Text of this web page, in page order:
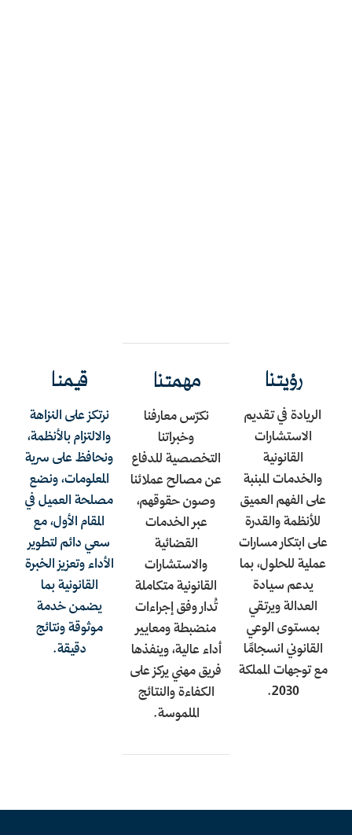
رؤيتنا
الريادة في تقديم
الاستشارات
القانونية
والخدمات المبنبة
على الفهم العميق
للأنظمة والقدرة
على ابتكار مسارات
عملية للحلول، بما
يدعم سيادة
العدالة ويرتقي
بمستوى الوعي
القانوني انسجامًا
مع توجهات المملكة
2030.
مهمتنا
نكرّس معارفنا
وخبراتنا
التخصصية للدفاع
عن مصالح عملائنا
وصون حقوقهم،
عبر الخدمات
القضائية
والاستشارات
القانونية متكاملة
تُدار وفق إجراءات
منضبطة ومعايير
أداء عالية، وينفذها
فريق مهني يركز على
الكفاءة والنتائج
الملموسة.
قيمنا
نرتكز على النزاهة
والالتزام بالأنظمة،
ونحافظ على سرية
المعلومات، ونضع
مصلحة العميل في
المقام الأول، مع
سعي دائم لتطوير
الأداء وتعزيز الخبرة
القانونية بما
يضمن خدمة
موثوقة ونتائج
دقيقة.